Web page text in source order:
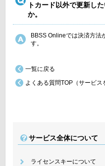
トカード以外で更新し
か。
BBSS Onlineでは決済方法
す。
一覧に戻る
よくある質問TOP（サービス
サービス全体について
ライセンスキーについて